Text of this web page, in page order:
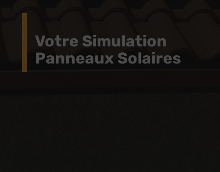
Votre Simulation
Panneaux Solaires